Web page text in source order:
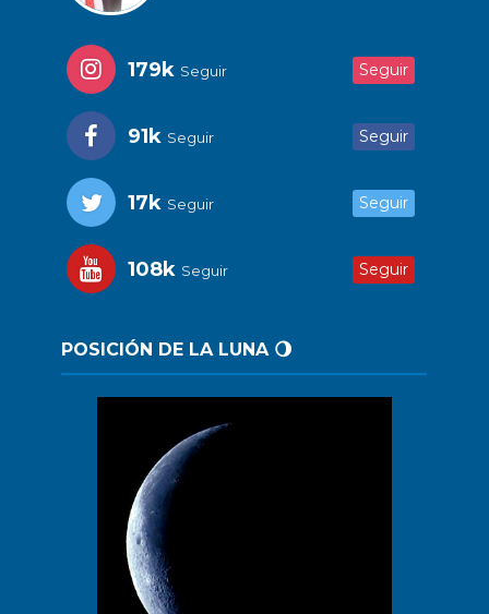
179k Seguir Seguir
91k Seguir Seguir
17k Seguir Seguir
108k Seguir Seguir
POSICIÓN DE LA LUNA 🌖